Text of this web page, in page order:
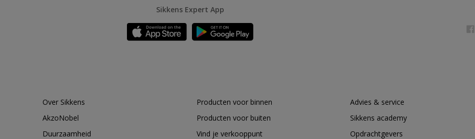
Sikkens Expert App
Over Sikkens
AkzoNobel
Duurzaamheid
Producten voor binnen
Producten voor buiten
Vind je verkooppunt
Advies & service
Sikkens academy
Opdrachtgevers